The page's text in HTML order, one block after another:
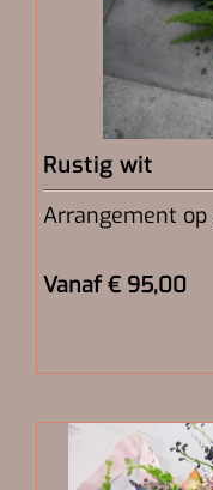
Rustig wit
Arrangement op
Vanaf € 95,00